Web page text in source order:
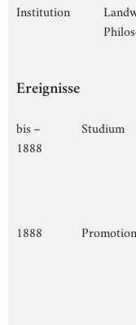
Institution
Ereignisse
bis –
1888
Studium
1888 Promotion